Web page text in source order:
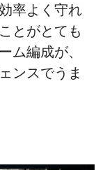
率よく守れ
とがとても
ム編成が、
ンスでうま